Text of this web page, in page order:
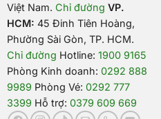
Việt Nam. Chỉ đường VP.
HCM: 45 Đinh Tiên Hoàng,
Phường Sài Gòn, TP. HCM.
Chỉ đường Hotline: 1900 9165
Phòng Kinh doanh: 0292 888
9989 Phòng Vé: 0292 777
3399 Hỗ trợ: 0379 609 669